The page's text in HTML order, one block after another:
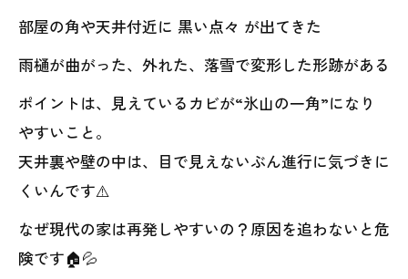
部屋の角や天井付近に 黒い点々 が出てきた
雨樋が曲がった、外れた、落雪で変形した形跡がある
ポイントは、見えているカビが“氷山の一角”になり
やすいこと。
天井裏や壁の中は、目で見えないぶん進行に気づきに
くいんです⚠️
なぜ現代の家は再発しやすいの？原因を追わないと危
険です🏠💦